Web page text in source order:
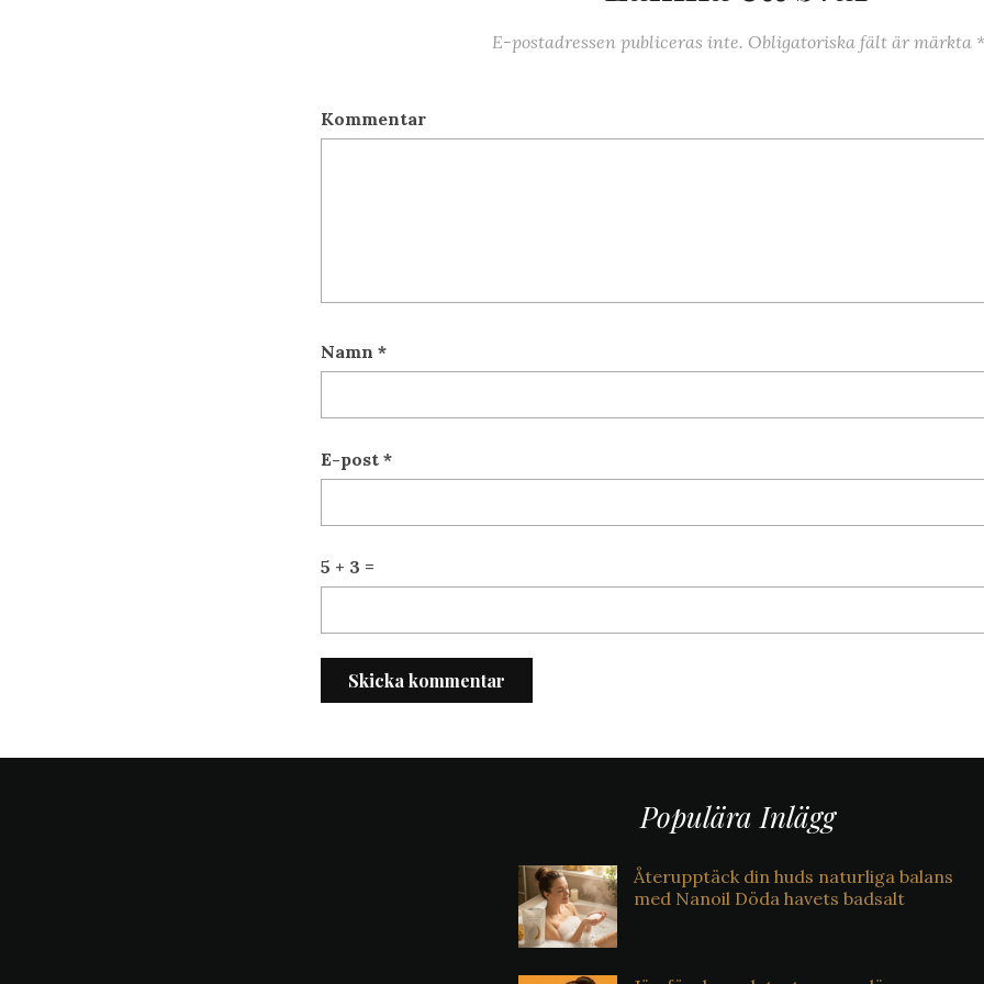
E-postadressen publiceras inte. Obligatoriska fält är märkta *
Kommentar
Namn *
E-post *
5 + 3 =
Populära Inlägg
Återupptäck din huds naturliga balans
med Nanoil Döda havets badsalt